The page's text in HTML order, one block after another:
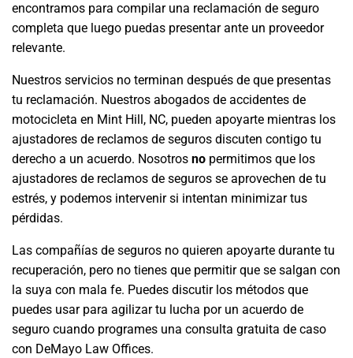
encontramos para compilar una reclamación de seguro
completa que luego puedas presentar ante un proveedor
relevante.
Nuestros servicios no terminan después de que presentas
tu reclamación. Nuestros abogados de accidentes de
motocicleta en Mint Hill, NC, pueden apoyarte mientras los
ajustadores de reclamos de seguros discuten contigo tu
derecho a un acuerdo. Nosotros no permitimos que los
ajustadores de reclamos de seguros se aprovechen de tu
estrés, y podemos intervenir si intentan minimizar tus
pérdidas.
Las compañías de seguros no quieren apoyarte durante tu
recuperación, pero no tienes que permitir que se salgan con
la suya con mala fe. Puedes discutir los métodos que
puedes usar para agilizar tu lucha por un acuerdo de
seguro cuando programes una consulta gratuita de caso
con DeMayo Law Offices.